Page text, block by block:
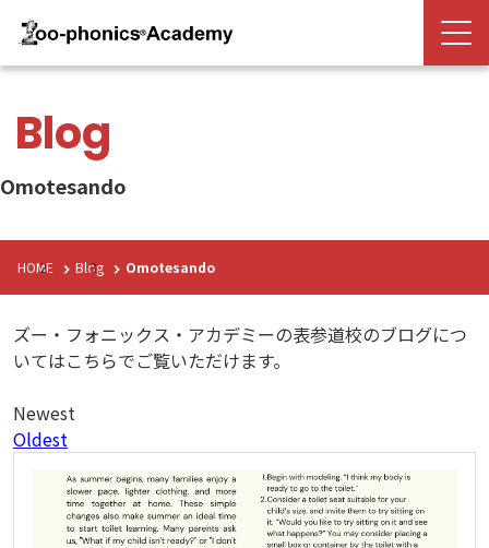
Blog
Omotesando
HOME Blog Omotesando
ズー・フォニックス・アカデミーの表参道校のブログにつ
いてはこちらでご覧いただけます。
Newest
Oldest